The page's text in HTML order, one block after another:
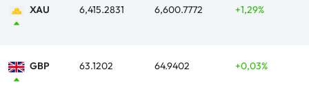
XAU 6,415.2831 6,600.7772 +1,29%
GBP 63.1202 64.9402 +0,03%